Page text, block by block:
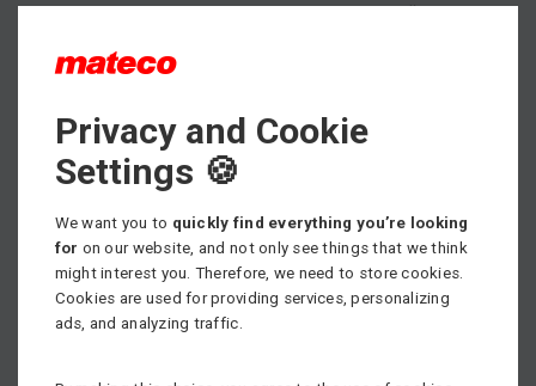
Silný dieselový motor Kubota– zabezpečuje
Nosnosť 230 kg
Jednoduchá údržba a odolná konštrukcia
prevádzkové náklady a zaručuje dlhú životnosť.
Kde môžete využiť MAN'GO 12?
Plošiny Manitou MAN'GO 12
sú ideálne pre široké
spektrum aplikácií, ako napríklad:
stavebníctvo a montážne práce
Privacy and Cookie
Settings 🍪
We want you to quickly find everything you’re looking
for on our website, and not only see things that we think
might interest you. Therefore, we need to store cookies.
Cookies are used for providing services, personalizing
ads, and analyzing traffic.